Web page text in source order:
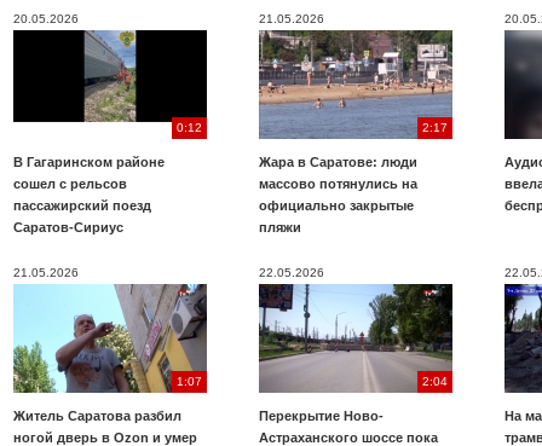
20.05.2026
0:12
В Гагаринском районе
сошел с рельсов
пассажирский поезд
Саратов-Сириус
21.05.2026
2:17
Жара в Саратове: люди
массово потянулись на
официально закрытые
пляжи
21.05.2026
1:07
Житель Саратова разбил
ногой дверь в Ozon и умер
22.05.2026
2:04
Перекрытие Ново-
Астраханского шоссе пока
На